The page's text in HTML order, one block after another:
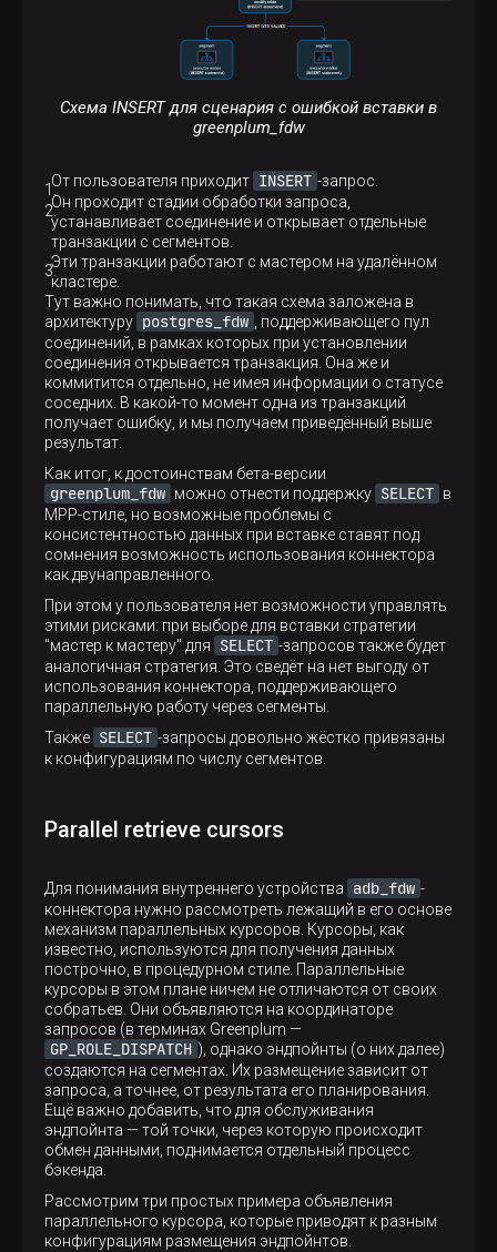
Схема INSERT для сценария с ошибкой вставки в
greenplum_fdw
От пользователя приходит INSERT -запрос.
Он проходит стадии обработки запроса,
устанавливает соединение и открывает отдельные
транзакции с сегментов.
Эти транзакции работают с мастером на удалённом
кластере.
Тут важно понимать, что такая схема заложена в
архитектуру postgres_fdw , поддерживающего пул
соединений, в рамках которых при установлении
соединения открывается транзакция. Она же и
коммитится отдельно, не имея информации о статусе
соседних. В какой-то момент одна из транзакций
получает ошибку, и мы получаем приведённый выше
результат.
Как итог, к достоинствам бета-версии
greenplum_fdw можно отнести поддержку SELECT в
MPP-стиле, но возможные проблемы с
консистентностью данных при вставке ставят под
сомнения возможность использования коннектора
как двунаправленного.
При этом у пользователя нет возможности управлять
этими рисками: при выборе для вставки стратегии
"мастер к мастеру" для
SELECT -запросов также будет
аналогичная стратегия. Это сведёт на нет выгоду от
использования коннектора, поддерживающего
параллельную работу через сегменты.
Также SELECT -запросы довольно жёстко привязаны
к конфигурациям по числу сегментов.
Parallel retrieve cursors
Для понимания внутреннего устройства adb_fdw -
коннектора нужно рассмотреть лежащий в его основе
механизм параллельных курсоров. Курсоры, как
известно, используются для получения данных
построчно, в процедурном стиле. Параллельные
курсоры в этом плане ничем не отличаются от своих
собратьев. Они объявляются на координаторе
запросов (в терминах Greenplum —
GP_ROLE_DISPATCH ), однако эндпойнты (о них далее)
создаются на сегментах. Их размещение зависит от
запроса, а точнее, от результата его планирования.
Ещё важно добавить, что для обслуживания
эндпойнта — той точки, через которую происходит
обмен данными, поднимается отдельный процесс
бэкенда.
Рассмотрим три простых примера объявления
параллельного курсора, которые приводят к разным
конфигурациям размещения эндпойнтов.